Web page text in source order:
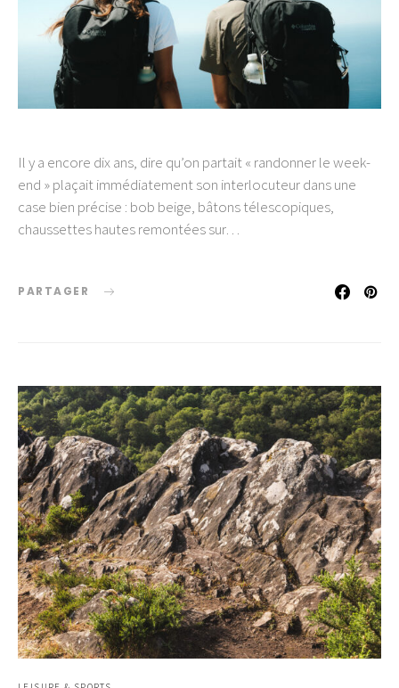
Il y a encore dix ans, dire qu’on partait « randonner le week-
end » plaçait immédiatement son interlocuteur dans une
case bien précise : bob beige, bâtons télescopiques,
chaussettes hautes remontées sur…
PARTAGER